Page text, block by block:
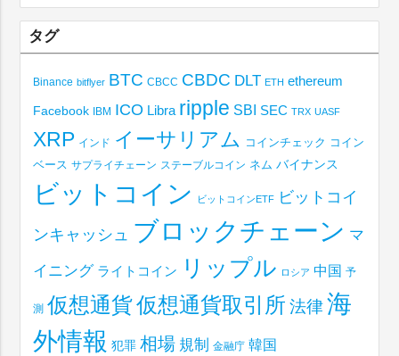
タグ
Binance bitflyer BTC CBCC CBDC DLT ETH ethereum
Facebook IBM ICO Libra ripple SBI SEC TRX UASF
XRP インド イーサリアム コインチェック コイン
ベース サプライチェーン ステーブルコイン ネム バイナンス
ビットコイン ビットコインETF ビットコイ
ンキャッシュ ブロックチェーン マ
イニング ライトコイン リップル ロシア 中国 予
測 仮想通貨仮想通貨取引所 法律 海
外情報 犯罪 相場 規制 金融庁 韓国